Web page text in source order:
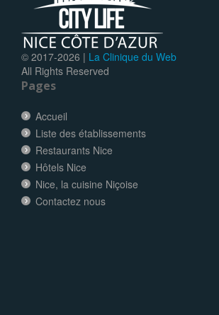
© 2017-2026 | La Clinique du Web
All Rights Reserved
Pages
Accueil
Liste des établissements
Restaurants Nice
Hôtels Nice
Nice, la cuisine Niçoise
Contactez nous